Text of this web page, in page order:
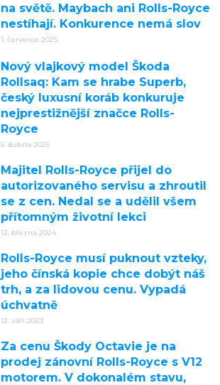
na světě. Maybach ani Rolls-Royce
nestíhají. Konkurence nemá slov
1. července 2025
Nový vlajkový model Škoda
Rollsaq: Kam se hrabe Superb,
český luxusní koráb konkuruje
nejprestižnější značce Rolls-
Royce
5. dubna 2025
Majitel Rolls-Royce přijel do
autorizovaného servisu a zhroutil
se z cen. Nedal se a udělil všem
přítomným životní lekci
12. března 2024
Rolls-Royce musí puknout vzteky,
jeho čínská kopie chce dobýt náš
trh, a za lidovou cenu. Vypadá
úchvatně
12. září 2023
Za cenu Škody Octavie je na
prodej zánovní Rolls-Royce s V12
motorem. V dokonalém stavu,